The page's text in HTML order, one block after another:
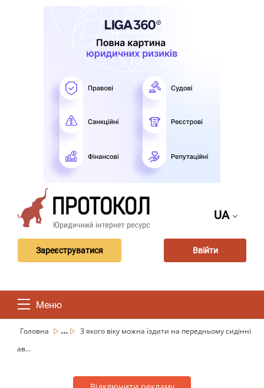
UA
Зареєструватися Ввійти
Меню
Головна ...
З якого віку можна їздити на передньому сидінні
ав...